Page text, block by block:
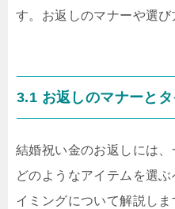
す。お返しのマナーや選び
3.1 お返しのマナーと
結婚祝い金のお返しには、
どのようなアイテムを選
イミングについて解説しま